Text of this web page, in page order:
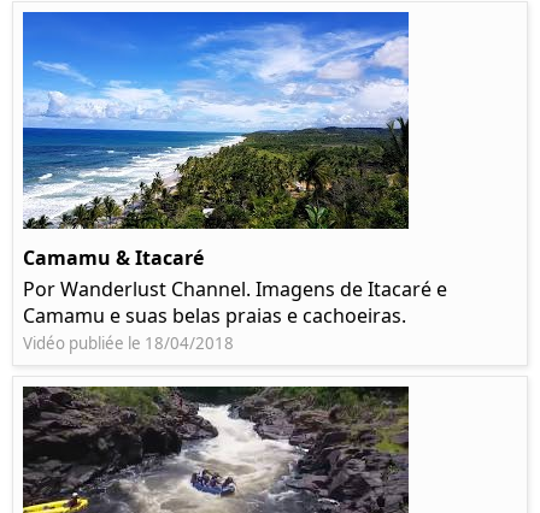
Camamu & Itacaré
Por Wanderlust Channel. Imagens de Itacaré e
Camamu e suas belas praias e cachoeiras.
Vidéo publiée le 18/04/2018